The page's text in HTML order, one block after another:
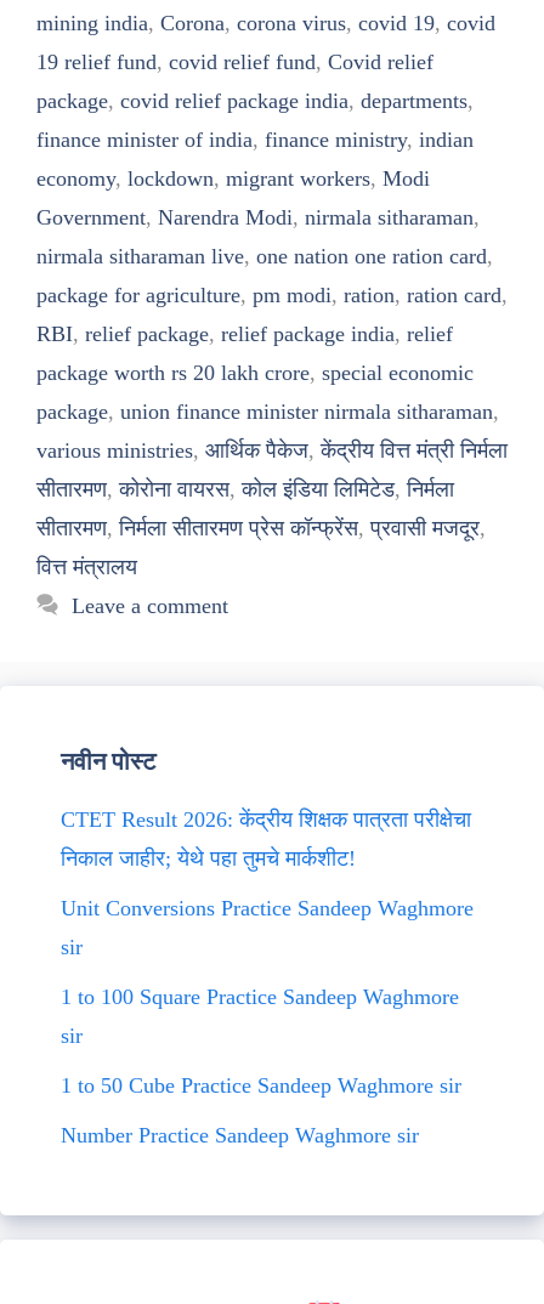
mining india, Corona, corona virus, covid 19, covid
19 relief fund, covid relief fund, Covid relief
package, covid relief package india, departments,
finance minister of india, finance ministry, indian
economy, lockdown, migrant workers, Modi
Government, Narendra Modi, nirmala sitharaman,
nirmala sitharaman live, one nation one ration card,
package for agriculture, pm modi, ration, ration card,
RBI, relief package, relief package india, relief
package worth rs 20 lakh crore, special economic
package, union finance minister nirmala sitharaman,
various ministries, आर्थिक पैकेज,केंद्रीय वित्त मंत्री निर्मला
सीतारमण,कोरोना वायरस,कोल इंडिया लिमिटेड,निर्मला
सीतारमण,निर्मला सीतारमण प्रेस कॉन्फ्रेंस,प्रवासी मजदूर,
वित्त मंत्रालय
Leave a comment
नवीन पोस्ट
CTET Result 2026: केंद्रीय शिक्षक पात्रता परीक्षेचा
निकाल जाहीर; येथे पहा तुमचे मार्कशीट!
Unit Conversions Practice Sandeep Waghmore
sir
1 to 100 Square Practice Sandeep Waghmore
sir
1 to 50 Cube Practice Sandeep Waghmore sir
Number Practice Sandeep Waghmore sir